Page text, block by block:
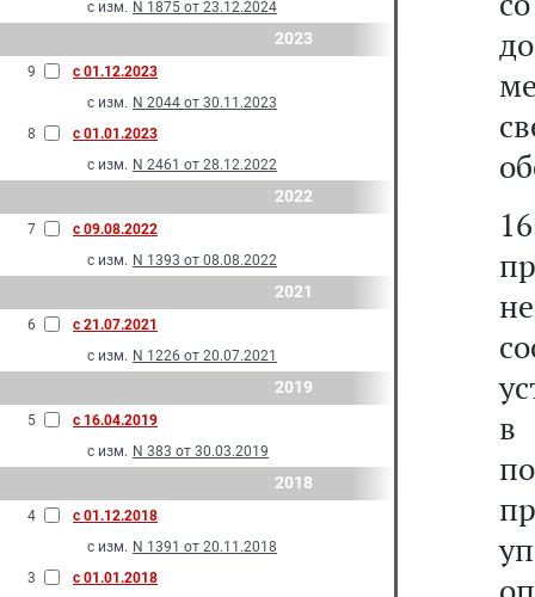
с изм. N 1875 от 23.12.2024
2023
9
с 01.12.2023
с изм. N 2044 от 30.11.2023
8
с 01.01.2023
с изм. N 2461 от 28.12.2022
2022
7
с 09.08.2022
с изм. N 1393 от 08.08.2022
2021
6
с 21.07.2021
с изм. N 1226 от 20.07.2021
2019
5
с 16.04.2019
с изм. N 383 от 30.03.2019
2018
4
с 01.12.2018
с изм. N 1391 от 20.11.2018
3
с 01.01.2018
в